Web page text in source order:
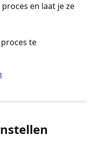
en laat je ze
te